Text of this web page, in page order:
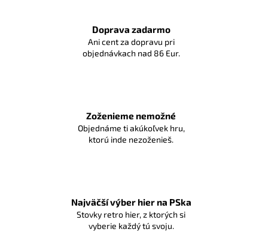
Doprava zadarmo
Ani cent za dopravu pri
objednávkach nad 86 Eur.
Zoženieme nemožné
Objednáme ti akúkoľvek hru,
ktorú inde nezoženieš.
Najväčší výber hier na PSka
Stovky retro hier, z ktorých si
vyberie každý tú svoju.